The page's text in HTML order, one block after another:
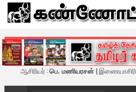
கண்ணோட்டம் -
ஆசிரியர் :பெ. மணியரசன் |